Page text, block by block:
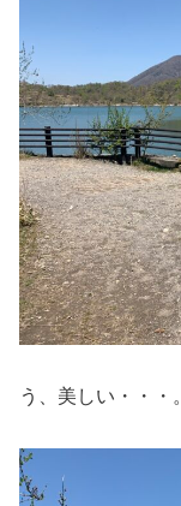
う、美しい・・・。